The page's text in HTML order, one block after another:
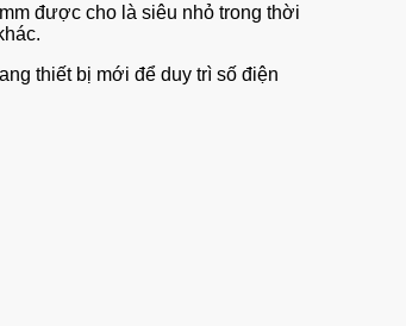
được cho là siêu nhỏ trong thời
thiết bị mới để duy trì số điện